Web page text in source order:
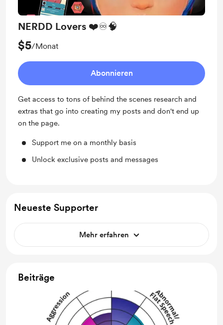
NERDD Lovers ❤️♾️🧠
$5/Monat
Abonnieren
Get access to tons of behind the scenes research and
extras that go into creating my posts and don't end up
on the page.
Support me on a monthly basis
Unlock exclusive posts and messages
Neueste Supporter
Mehr erfahren
Beiträge